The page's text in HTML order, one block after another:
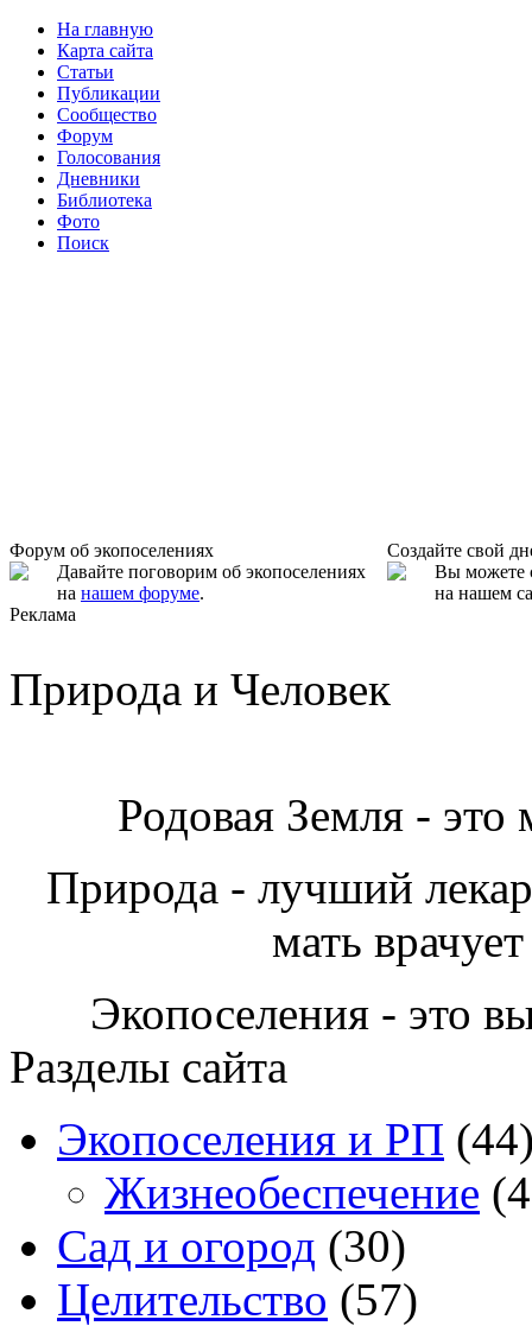
На главную
Карта сайта
Статьи
Публикации
Сообщество
Форум
Голосования
Дневники
Библиотека
Фото
Поиск
Форум об экопоселениях
Давайте поговорим об экопоселениях
на нашем форуме.
Создайте свой
Вы можете
на нашем
Реклама
Природа и Человек
Родовая Земля - это
Природа - лучший
мать
Экопоселения - это
Разделы сайта
Экопоселения и РП
Жизнеобеспечение
Сад и огород (30)
Целительство (57)